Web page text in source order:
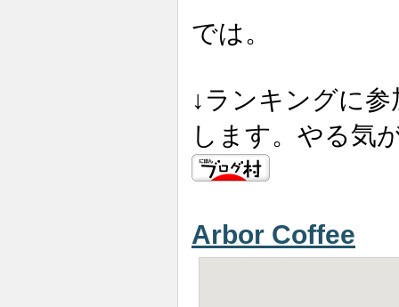
では。
↓ランキングに
します。やる気
Arbor Coffee